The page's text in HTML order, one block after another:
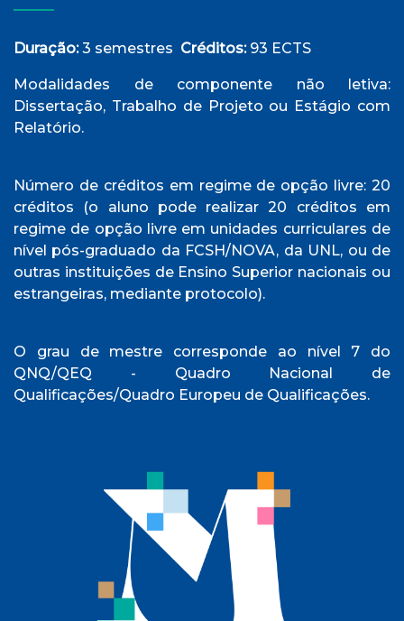
Duração:3 semestres Créditos:93 ECTS
Modalidades de componente não letiva:
Dissertação, Trabalho de Projeto ou Estágio com
Relatório.
Número de créditos em regime de opção livre: 20
créditos (o aluno pode realizar 20 créditos em
regime de opção livre em unidades curriculares de
nível pós-graduado da FCSH/NOVA, da UNL, ou de
outras instituições de Ensino Superior nacionais ou
estrangeiras, mediante protocolo).
O grau de mestre corresponde ao nível 7 do
QNQ/QEQ - Quadro Nacional de
Qualificações/Quadro Europeu de Qualificações.